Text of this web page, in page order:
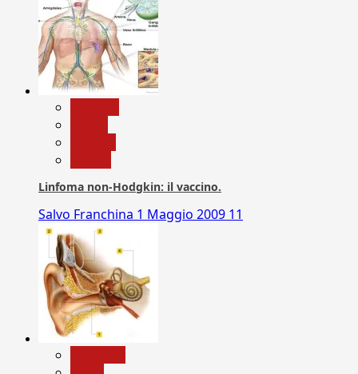
Linfoma non-Hodgkin: il vaccino.
Salvo Franchina 1 Maggio 2009 11